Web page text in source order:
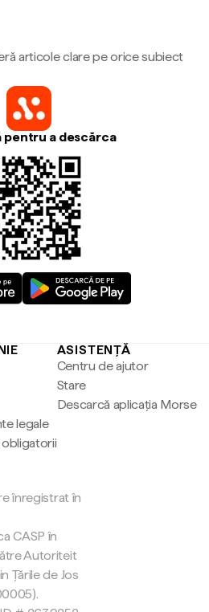
articole clare pe orice subiect
pentru a descărca
legale
ASISTENȚĂ
Centru de ajutor
Stare
Descarcă aplicația Morse
înregistrat în
CASP în
Autoriteit
Țările de Jos